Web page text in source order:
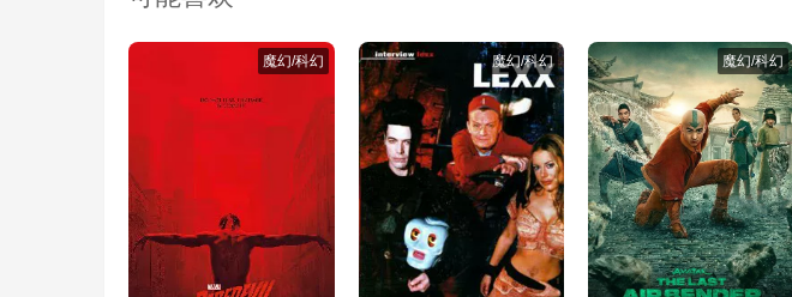
魔幻/科幻 魔幻/科幻 魔幻/科幻